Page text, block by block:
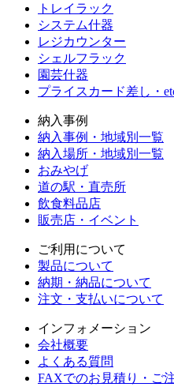
トレイラック
システム什器
レジカウンター
シェルフラック
園芸什器
プライスカード差し・
納入事例
納入事例・地域別一覧
納入場所・地域別一覧
おみやげ
道の駅・直売所
飲食料品店
販売店・イベント
ご利用について
製品について
納期・納品について
注文・支払いについて
インフォメーション
会社概要
よくある質問
FAXでのお見積り・ご